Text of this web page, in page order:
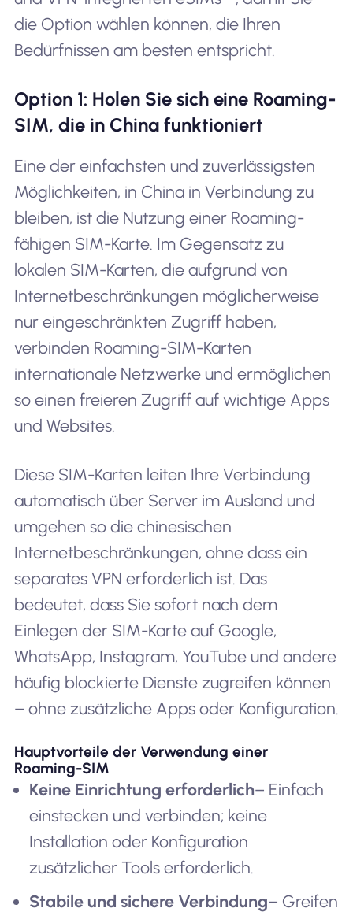
die Option wählen können, die Ihren
Bedürfnissen am besten entspricht.
Option 1: Holen Sie sich eine Roaming-
SIM, die in China funktioniert
Eine der einfachsten und zuverlässigsten
Möglichkeiten, in China in Verbindung zu
bleiben, ist die Nutzung einer Roaming-
fähigen SIM-Karte. Im Gegensatz zu
lokalen SIM-Karten, die aufgrund von
Internetbeschränkungen möglicherweise
nur eingeschränkten Zugriff haben,
verbinden Roaming-SIM-Karten
internationale Netzwerke und ermöglichen
so einen freieren Zugriff auf wichtige Apps
und Websites.
Diese SIM-Karten leiten Ihre Verbindung
automatisch über Server im Ausland und
umgehen so die chinesischen
Internetbeschränkungen, ohne dass ein
separates VPN erforderlich ist. Das
bedeutet, dass Sie sofort nach dem
Einlegen der SIM-Karte auf Google,
WhatsApp, Instagram, YouTube und andere
häufig blockierte Dienste zugreifen können
– ohne zusätzliche Apps oder Konfiguration.
Hauptvorteile der Verwendung einer
Roaming-SIM
Keine Einrichtung erforderlich– Einfach
einstecken und verbinden; keine
Installation oder Konfiguration
zusätzlicher Tools erforderlich.
Stabile und sichere Verbindung– Greifen